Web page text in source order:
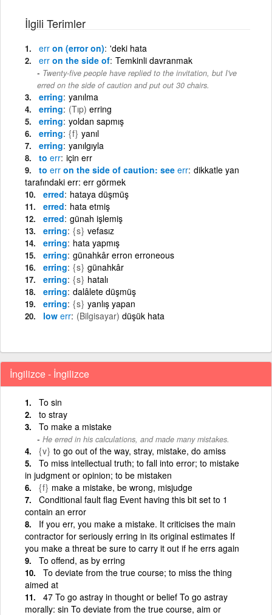
İlgili Terimler
err on (error on) 'deki hata
err on the side of Temkinli davranmak
Twenty-five people have replied to the invitation, but I've
erred on the side of caution and put out 30 chairs.
erring yanılma
erring (Tıp) erring
erring yoldan sapmış
erring {f} yanıl
erring yanılgıyla
to err için err
to err on the side of caution: see err dikkatle yan
tarafındaki err: err görmek
erred hataya düşmüş
erred hata etmiş
erred günah işlemiş
erring {s} vefasız
erring hata yapmış
erring günahkâr erron erroneous
erring {s} günahkâr
erring {s} hatalı
erring dalâlete düşmüş
erring {s} yanlış yapan
low err (Bilgisayar) düşük hata
İngilizce - İngilizce
To sin
to stray
To make a mistake
He erred in his calculations, and made many mistakes.
{v} to go out of the way, stray, mistake, do amiss
To miss intellectual truth; to fall into error; to mistake
in judgment or opinion; to be mistaken
{f} make a mistake, be wrong, misjudge
Conditional fault flag Event having this bit set to 1
contain an error
If you err, you make a mistake. It criticises the main
contractor for seriously erring in its original estimates If
you make a threat be sure to carry it out if he errs again
To offend, as by erring
To deviate from the true course; to miss the thing
aimed at
47 To go astray in thought or belief To go astray
morally: sin To deviate from the true course, aim or